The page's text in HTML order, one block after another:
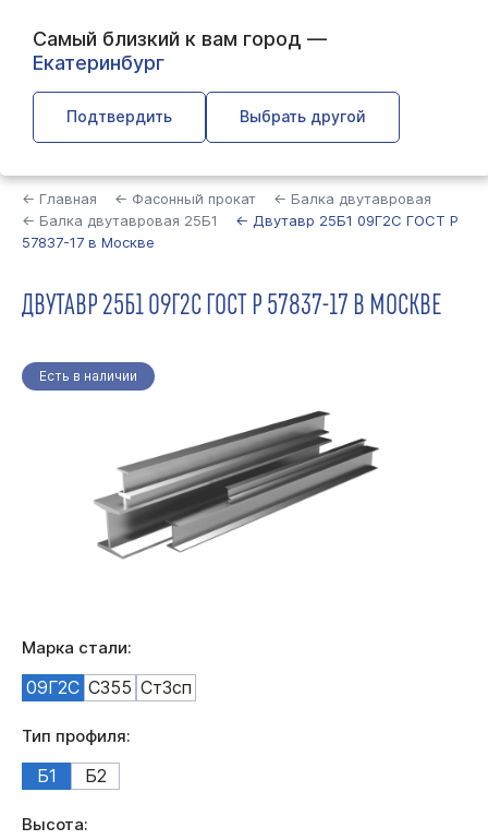
Самый близкий к вам город —
Екатеринбург
Подтвердить Выбрать другой
← Главная ← Фасонный прокат
← Балка двутавровая
← Балка двутавровая 25Б1
← Двутавр 25Б1 09Г2С ГОСТ Р
57837-17 в Москве
ДВУТАВР 25Б1 09Г2С ГОСТ Р 57837-17 В МОСКВЕ
Есть в наличии
Марка стали:
09Г2С С355 Ст3сп
Тип профиля:
Б1 Б2
Высота: